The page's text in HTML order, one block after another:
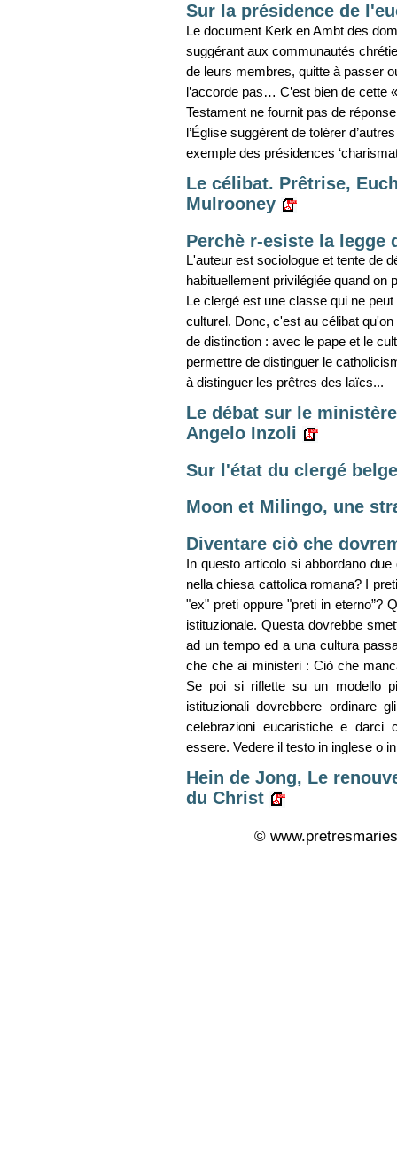
Sur la présidence de
Le document Kerk en Ambt des
suggérant aux communautés
de leurs membres, quitte à passer
l’accorde pas… C’est bien de cette
Testament ne fournit pas de
l’Église suggèrent de tolérer
exemple des présidences
Le célibat. Prêtrise,
Mulrooney
Perchè r-esiste la legge
L'auteur est sociologue et tente de
habituellement privilégiée quand on
Le clergé est une classe qui ne
culturel. Donc, c'est au célibat
de distinction : avec le pape et le
permettre de distinguer le
à distinguer les prêtres des laïcs...
Le débat sur le
Angelo Inzoli
Sur l'état du clergé
Moon et Milingo, une
Diventare ciò che
In questo articolo si abbordano
nella chiesa cattolica romana? I
"ex" preti oppure "preti in eterno”?
istituzionale. Questa dovrebbe
ad un tempo ed a una cultura
che che ai ministeri : Ciò che
Se poi si riflette su un modello
istituzionali dovrebbere ordinare
celebrazioni eucaristiche e darci
essere. Vedere il testo in inglese o
Hein de Jong, Le
du Christ
©